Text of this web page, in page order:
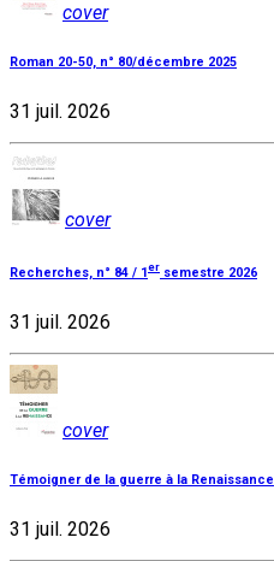
cover
Roman 20-50, n° 80/décembre 2025
31 juil. 2026
cover
Recherches, n° 84 / 1er semestre 2026
31 juil. 2026
cover
Témoigner de la guerre à la Renaissance
31 juil. 2026